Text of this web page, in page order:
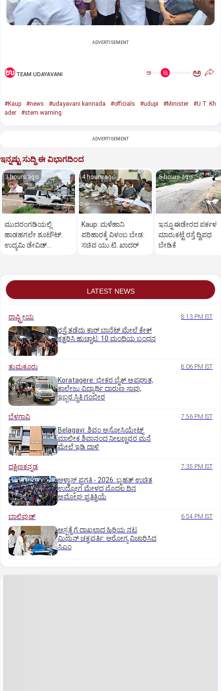
ADVERTISEMENT
TEAM UDAYAVANI ಅ ಅ
#Kaup #news #udayavani kannada #officials #udupi #Minister
#U.T. Kh
ader
#stern warning
ADVERTISEMENT
ಇನ್ನಷ್ಟು ಸುದ್ದಿ ಈ ವಿಭಾಗದಿಂದ
3 hours ago
ಮುದರಂಗಡಿಯಲ್ಲಿ
ಹಾಡಹಗಲೇ ಶೂಟೌಟ್:‌
ಉದ್ಯಮಿ ಡೇವಿಡ್‌
4 hours ago
Kaup: ಮಳೆಹಾನಿ
ಪರಿಹಾರಕ್ಕೆ ವಿಳಂಬ ಬೇಡ:
ಸಚಿವ ಯು.ಟಿ. ಖಾದರ್
5 hours ago
ಇನ್ನೂ ಈಡೇರದ ಪರ್ಕಳ
ಮಾರುಕಟ್ಟೆ ರಸ್ತೆ ದ್ವಿಪಥ
ಬೇಡಿಕೆ
LATEST NEWS
ರಾಷ್ಟ್ರೀಯ 8:13 PM IST
ರಸ್ತೆ ತಡೆದು ಕಾರ್ ಬಾನೆಟ್ ಮೇಲೆ ಕೇಕ್
ಕತ್ತರಿಸಿ ಹುಚ್ಚಾಟ: 10 ಮಂದಿಯ ಬಂಧನ
ತುಮಕೂರು 8:06 PM IST
Koratagere: ಭೀಕರ ಬೈಕ್ ಅಪಘಾತ,
ಕಾಲೇಜು ವಿದ್ಯಾರ್ಥಿ ದಾರುಣ ಸಾವು,
ಇಬ್ಬರ ಸ್ಥಿತಿ ಗಂಭೀರ
ಬೆಳಗಾವಿ 7:56 PM IST
Belagavi: ಶಿವಂ ಅಸೋಸಿಯೇಟ್ಸ್
ಮಾಲೀಕ ಶಿವಾನಂದ ನೀಲಣ್ಣವರ ಮನೆ
ಮೇಲೆ ಇಡಿ‌ ದಾಳಿ
ದಕ್ಷಿಣಕನ್ನಡ 7:35 PM IST
ಆಳ್ವಾಸ್‌ ಪ್ರಗತಿ - 2026: ಬೃಹತ್ ಉಚಿತ
ಉದ್ಯೋಗ ಮೇಳದ ಮೊದಲ ದಿನ
ಅಮೋಘ ಪ್ರತಿಕ್ರಿಯೆ
ಬಾಲಿವುಡ್‌ 6:54 PM IST
ಆಸ್ಪತ್ರೆಗೆ ದಾಖಲಾದ ಹಿರಿಯ ನಟ
ಮಿಥುನ್ ಚಕ್ರವರ್ತಿ: ಆರೋಗ್ಯ ವಿಚಾರಿಸಿದ
ಸಿಎಂ